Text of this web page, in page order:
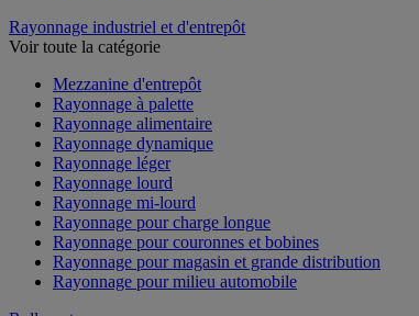
Rayonnage industriel et d'entrepôt
Voir toute la catégorie
Mezzanine d'entrepôt
Rayonnage à palette
Rayonnage alimentaire
Rayonnage dynamique
Rayonnage léger
Rayonnage lourd
Rayonnage mi-lourd
Rayonnage pour charge longue
Rayonnage pour couronnes et bobines
Rayonnage pour magasin et grande distribution
Rayonnage pour milieu automobile